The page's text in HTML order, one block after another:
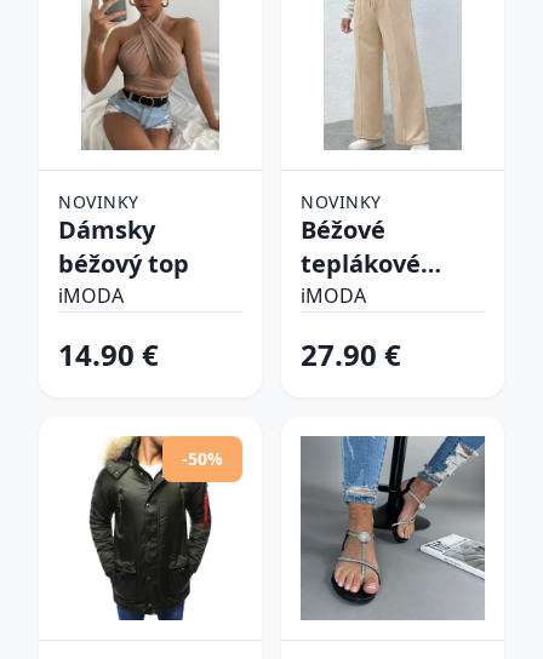
NOVINKY
Dámsky
béžový top
iMODA
14.90 €
NOVINKY
Béžové
teplákové
nohavice
iMODA
27.90 €
-50%